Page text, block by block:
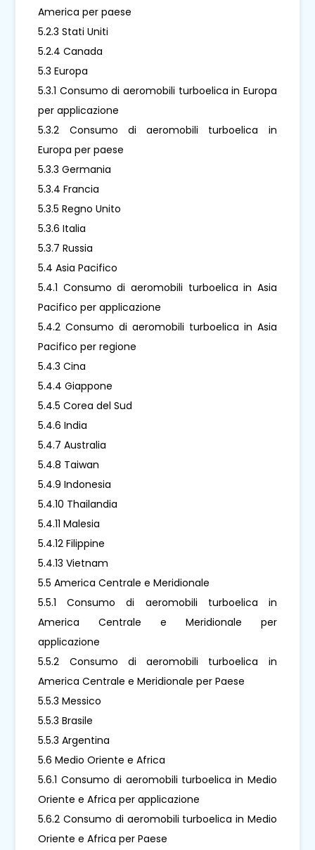
America per paese
5.2.3 Stati Uniti
5.2.4 Canada
5.3 Europa
5.3.1 Consumo di aeromobili turboelica in Europa
per applicazione
5.3.2 Consumo di aeromobili turboelica in
Europa per paese
5.3.3 Germania
5.3.4 Francia
5.3.5 Regno Unito
5.3.6 Italia
5.3.7 Russia
5.4 Asia Pacifico
5.4.1 Consumo di aeromobili turboelica in Asia
Pacifico per applicazione
5.4.2 Consumo di aeromobili turboelica in Asia
Pacifico per regione
5.4.3 Cina
5.4.4 Giappone
5.4.5 Corea del Sud
5.4.6 India
5.4.7 Australia
5.4.8 Taiwan
5.4.9 Indonesia
5.4.10 Thailandia
5.4.11 Malesia
5.4.12 Filippine
5.4.13 Vietnam
5.5 America Centrale e Meridionale
5.5.1 Consumo di aeromobili turboelica in
America Centrale e Meridionale per
applicazione
5.5.2 Consumo di aeromobili turboelica in
America Centrale e Meridionale per Paese
5.5.3 Messico
5.5.3 Brasile
5.5.3 Argentina
5.6 Medio Oriente e Africa
5.6.1 Consumo di aeromobili turboelica in Medio
Oriente e Africa per applicazione
5.6.2 Consumo di aeromobili turboelica in Medio
Oriente e Africa per Paese